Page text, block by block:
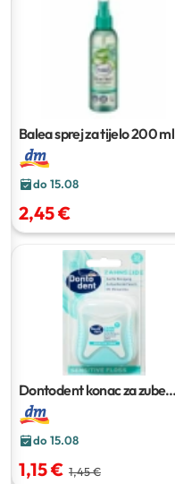
Balea sprej za tijelo200 ml
do 15.08
2,45 €
Dontodent konac za zube
Sensitive Floss
do 15.08
1,15 € 1,45 €